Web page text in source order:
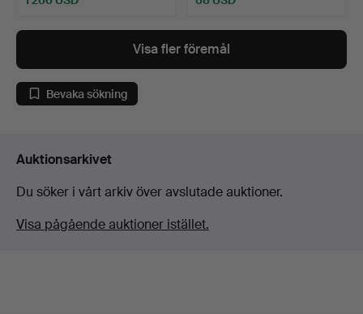
föremål
Visa fler föremål
Bevaka sökning
Auktionsarkivet
Du söker i vårt arkiv över avslutade auktioner.
Visa pågående auktioner istället.